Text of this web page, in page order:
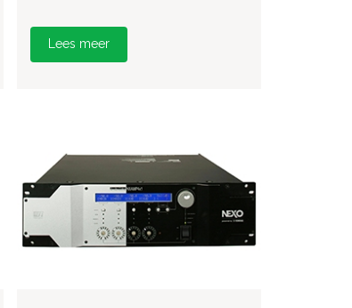
Lees meer